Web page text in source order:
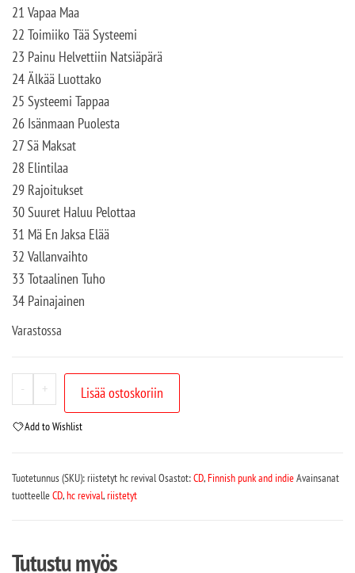
21 Vapaa Maa
22 Toimiiko Tää Systeemi
23 Painu Helvettiin Natsiäpärä
24 Älkää Luottako
25 Systeemi Tappaa
26 Isänmaan Puolesta
27 Sä Maksat
28 Elintilaa
29 Rajoitukset
30 Suuret Haluu Pelottaa
31 Mä En Jaksa Elää
32 Vallanvaihto
33 Totaalinen Tuho
34 Painajainen
Varastossa
- + Lisää ostoskoriin
Add to Wishlist
Tuotetunnus (SKU):riistetyt hc revivalOsastot:CD,Finnish punk and indieAvainsanat
tuotteelleCD,hc revival,riistetyt
Tutustu myös